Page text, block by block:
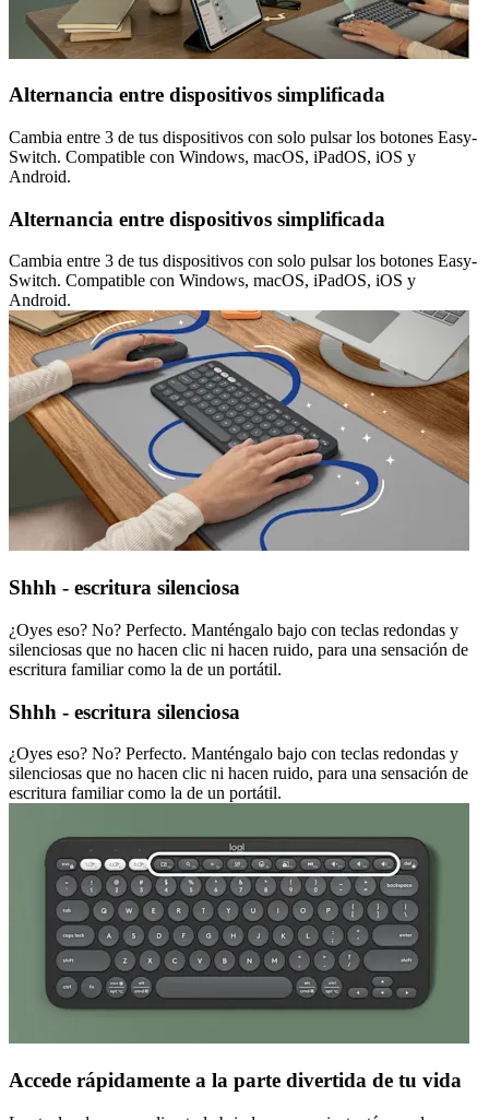
Alternancia entre dispositivos simplificada
Cambia entre 3 de tus dispositivos con solo pulsar los botones Easy-
Switch. Compatible con Windows, macOS, iPadOS, iOS y
Android.
Alternancia entre dispositivos simplificada
Cambia entre 3 de tus dispositivos con solo pulsar los botones Easy-
Switch. Compatible con Windows, macOS, iPadOS, iOS y
Android.
Shhh - escritura silenciosa
¿Oyes eso? No? Perfecto. Manténgalo bajo con teclas redondas y
silenciosas que no hacen clic ni hacen ruido, para una sensación de
escritura familiar como la de un portátil.
Shhh - escritura silenciosa
¿Oyes eso? No? Perfecto. Manténgalo bajo con teclas redondas y
silenciosas que no hacen clic ni hacen ruido, para una sensación de
escritura familiar como la de un portátil.
Accede rápidamente a la parte divertida de tu vida